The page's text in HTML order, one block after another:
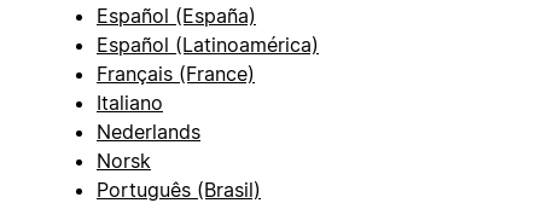
Español (España)
Español (Latinoamérica)
Français (France)
Italiano
Nederlands
Norsk
Português (Brasil)